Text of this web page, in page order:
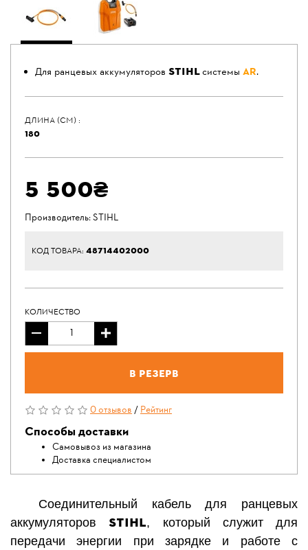
Для ранцевых аккумуляторов STIHLсистемы AR.
ДЛИНА (СМ) :
180
5 500₴
Производитель:STIHL
КОД ТОВАРА: 48714402000
КОЛИЧЕСТВО
В резерв
0 отзывов/Рейтинг
Способы доставки
Самовывоз из магазина
Доставка специалистом
Соединительный кабель для ранцевых
аккумуляторовSTIHL, который служит для
передачи энергии при зарядке и работе с